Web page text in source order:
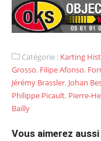
Catégorie : Karting
Grosso, Filipe Afonso,
Jérémy Brassler, Johan
Philippe Picault, Pierre-
Bailly
Vous aimerez aussi